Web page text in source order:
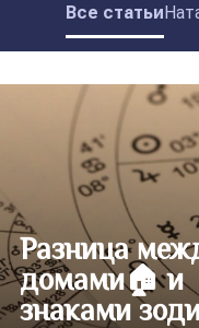
Все статьи
Разница
домами🏠 и
знаками